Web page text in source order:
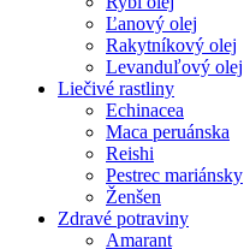
Ľanový olej
Rakytníkový olej
Levanduľový olej
Liečivé rastliny
Echinacea
Maca peruánska
Reishi
Pestrec mariánsky
Ženšen
Zdravé potraviny
Amarant